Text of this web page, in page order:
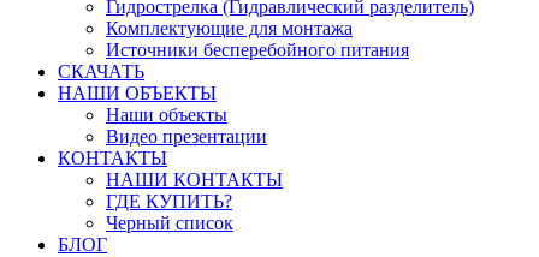
Гидрострелка (Гидравлический разделитель)
Комплектующие для монтажа
Источники бесперебойного питания
СКАЧАТЬ
НАШИ ОБЪЕКТЫ
Наши объекты
Видео презентации
КОНТАКТЫ
НАШИ КОНТАКТЫ
ГДЕ КУПИТЬ?
Черный список
БЛОГ